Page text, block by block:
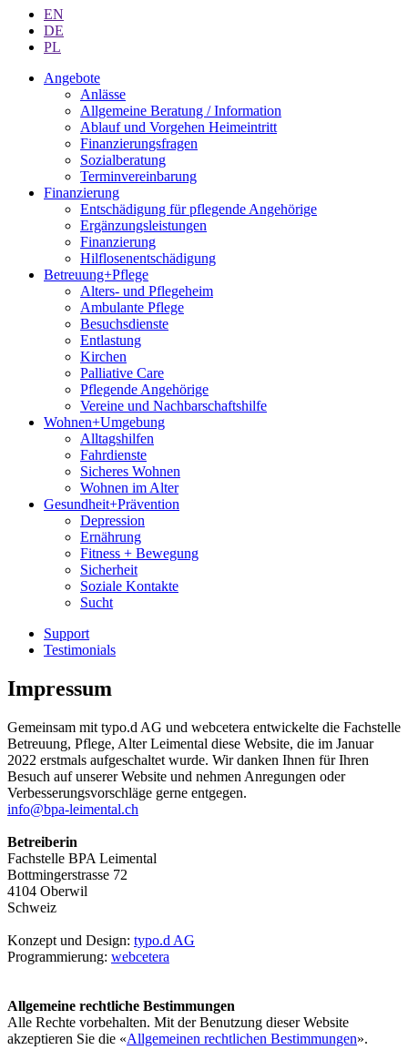
EN
DE
PL
Angebote
Anlässe
Allgemeine Beratung / Information
Ablauf und Vorgehen Heimeintritt
Finanzierungsfragen
Sozialberatung
Terminvereinbarung
Finanzierung
Entschädigung für pflegende Angehörige
Ergänzungsleistungen
Finanzierung
Hilflosenentschädigung
Betreuung+Pflege
Alters- und Pflegeheim
Ambulante Pflege
Besuchsdienste
Entlastung
Kirchen
Palliative Care
Pflegende Angehörige
Vereine und Nachbarschaftshilfe
Wohnen+Umgebung
Alltagshilfen
Fahrdienste
Sicheres Wohnen
Wohnen im Alter
Gesundheit+Prävention
Depression
Ernährung
Fitness + Bewegung
Sicherheit
Soziale Kontakte
Sucht
Support
Testimonials
Impressum
Gemeinsam mit typo.d AG und webcetera entwickelte die Fachstelle
Betreuung, Pflege, Alter Leimental diese Website, die im Januar
2022 erstmals aufgeschaltet wurde. Wir danken Ihnen für Ihren
Besuch auf unserer Website und nehmen Anregungen oder
Verbesserungsvorschläge gerne entgegen.
info@bpa-leimental.ch
Betreiberin
Fachstelle BPA Leimental
Bottmingerstrasse 72
4104 Oberwil
Schweiz
Konzept und Design: typo.d AG
Programmierung: webcetera
Allgemeine rechtliche Bestimmungen
Alle Rechte vorbehalten. Mit der Benutzung dieser Website
akzeptieren Sie die «Allgemeinen rechtlichen Bestimmungen».